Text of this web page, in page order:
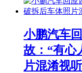
小鹏汽车
故：“有心
片混淆视听